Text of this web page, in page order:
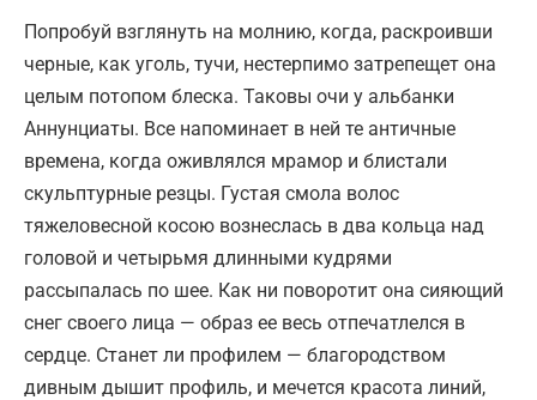
Попробуй взглянуть на молнию, когда, раскроивши
черные, как уголь, тучи, нестерпимо затрепещет она
целым потопом блеска. Таковы очи у альбанки
Аннунциаты. Все напоминает в ней те античные
времена, когда оживлялся мрамор и блистали
скульптурные резцы. Густая смола волос
тяжеловесной косою вознеслась в два кольца над
головой и четырьмя длинными кудрями
рассыпалась по шее. Как ни поворотит она сияющий
снег своего лица — образ ее весь отпечатлелся в
сердце. Станет ли профилем — благородством
дивным дышит профиль, и мечется красота линий,